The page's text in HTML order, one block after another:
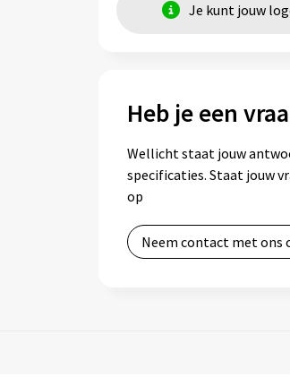
Je kunt jouw
Heb je een
Wellicht staat jouw
specificaties. Staat jouw
op
Neem contact met ons